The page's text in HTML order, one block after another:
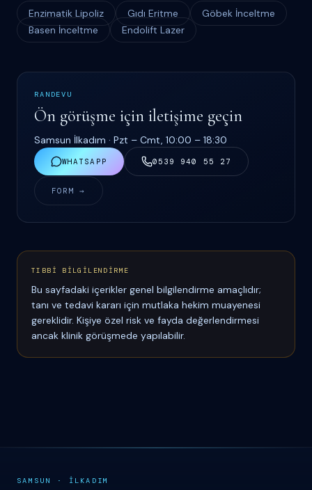
Enzimatik Lipoliz Gıdı Eritme
Göbek İnceltme
Basen İnceltme
Endolift Lazer
RANDEVU
Ön görüşme için iletişime geçin
Samsun İlkadım · Pzt – Cmt, 10:00 – 18:30
WHATSAPP 0539 940 55 27
FORM →
TIBBİ BİLGİLENDİRME
Bu sayfadaki içerikler genel bilgilendirme amaçlıdır;
tanı ve tedavi kararı için mutlaka hekim muayenesi
gereklidir. Kişiye özel risk ve fayda değerlendirmesi
ancak klinik görüşmede yapılabilir.
SAMSUN · İ LKADIM